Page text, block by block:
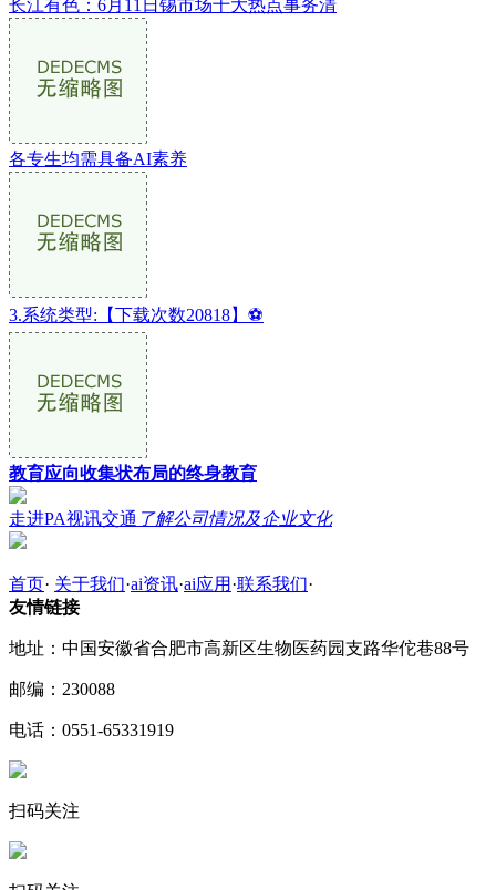
长江有色：6月11日锡市场十大热点事务清
各专生均需具备AI素养
3.系统类型:【下载次数20818】⚽
教育应向收集状布局的终身教育
走进PA视讯交通 了解公司情况及企业文化
首页· 关于我们·ai资讯·ai应用 ·联系我们·
友情链接
地址：中国安徽省合肥市高新区生物医药园支路华佗巷88号
邮编：230088
电话：0551-65331919
扫码关注